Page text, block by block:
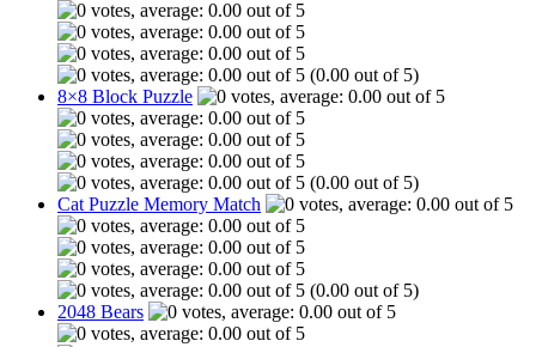
(0.00 out of 5)
8×8 Block Puzzle
(0.00 out of 5)
Cat Puzzle Memory Match
(0.00 out of 5)
2048 Bears